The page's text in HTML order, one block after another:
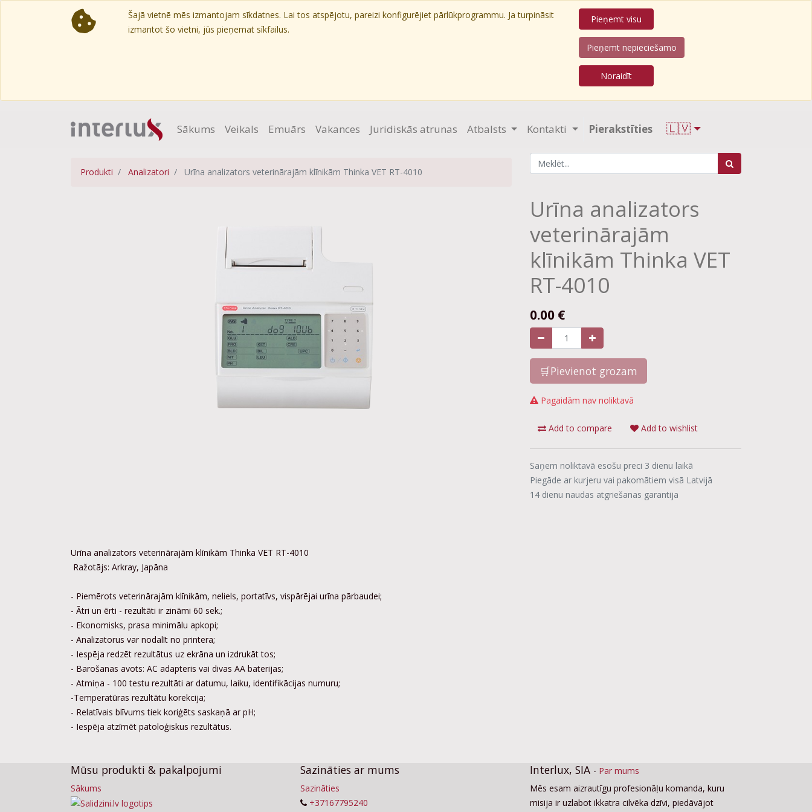
Šajā vietnē mēs izmantojam sīkdatnes. Lai tos atspējotu, pareizi konfigurējiet pārlūkprogrammu. Ja turpināsit
izmantot šo vietni, jūs pieņemat sīkfailus.
Pieņemt visu
Pieņemt nepieciešamo
Noraidīt
Sākums Veikals Emuārs Vakances Juridiskās atrunas Atbalsts Kontakti Pierakstīties 🇱🇻
Produkti Analizatori Urīna analizators veterinārajām klīnikām Thinka VET RT-4010
Urīna analizators
veterinārajām
klīnikām Thinka VET
RT-4010
0.00 €
🛒Pievienot grozam
Pagaidām nav noliktavā
Add to compare Add to wishlist
Saņem noliktavā esošu preci 3 dienu laikā
Piegāde ar kurjeru vai pakomātiem visā Latvijā
14 dienu naudas atgriešanas garantija
Urīna analizators veterinārajām klīnikām Thinka VET RT-4010
Ražotājs: Arkray, Japāna
- Piemērots veterinārajām klīnikām, neliels, portatīvs, vispārējai urīna pārbaudei;
- Ātri un ērti - rezultāti ir zināmi 60 sek.;
- Ekonomisks, prasa minimālu apkopi;
- Analizatorus var nodalīt no printera;
- Iespēja redzēt rezultātus uz ekrāna un izdrukāt tos;
- Barošanas avots: AC adapteris vai divas AA baterijas;
- Atmiņa - 100 testu rezultāti ar datumu, laiku, identifikācijas numuru;
-Temperatūras rezultātu korekcija;
- Relatīvais blīvums tiek koriģēts saskaņā ar pH;
- Iespēja atzīmēt patoloģiskus rezultātus.
Mūsu produkti & pakalpojumi
Sākums
Sazināties ar mums
Sazināties
+37167795240
Interlux, SIA - Par mums
Mēs esam aizrautīgu profesionāļu komanda, kuru
misija ir uzlabot ikkatra cilvēka dzīvi, piedāvājot